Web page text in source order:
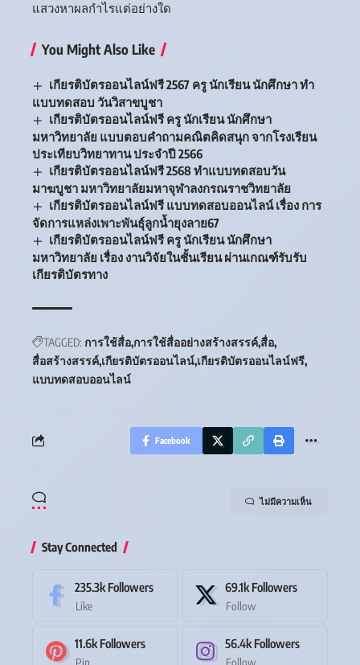
แสวงหาผลกำไรแต่อย่างใด
You Might Also Like
เกียรติบัตรออนไลน์ฟรี 2567 ครู นักเรียน นักศึกษา ทำ
แบบทดสอบ วันวิสาขบูชา
เกียรติบัตรออนไลน์ฟรี ครู นักเรียน นักศึกษา
มหาวิทยาลัย แบบตอบคำถามคณิตคิดสนุก จากโรงเรียน
ประเทียบวิทยาทาน ประจำปี 2566
เกียรติบัตรออนไลน์ฟรี 2568 ทำแบบทดสอบวัน
มาฆบูชา มหาวิทยาลัยมหาจุฬาลงกรณราชวิทยาลัย
เกียรติบัตรออนไลน์ฟรี แบบทดสอบออนไลน์ เรื่อง การ
จัดการแหล่งเพาะพันธุ์ลูกน้ำยุงลาย67
เกียรติบัตรออนไลน์ฟรี ครู นักเรียน นักศึกษา
มหาวิทยาลัย เรื่อง งานวิจัยในชั้นเรียน ผ่านเกณฑ์รับรับ
เกียรติบัตรทาง
TAGGED: การใช้สื่อ การใช้สื่ออย่างสร้างสรรค์ สื่อ
สื่อสร้างสรรค์ เกียรติบัตรออนไลน์ เกียรติบัตรออนไลน์ฟรี
แบบทดสอบออนไลน์
Facebook
ไม่มีความเห็น
Stay Connected
235.3k Followers
Like
69.1k Followers
Follow
11.6k Followers
Pin
56.4k Followers
Follow